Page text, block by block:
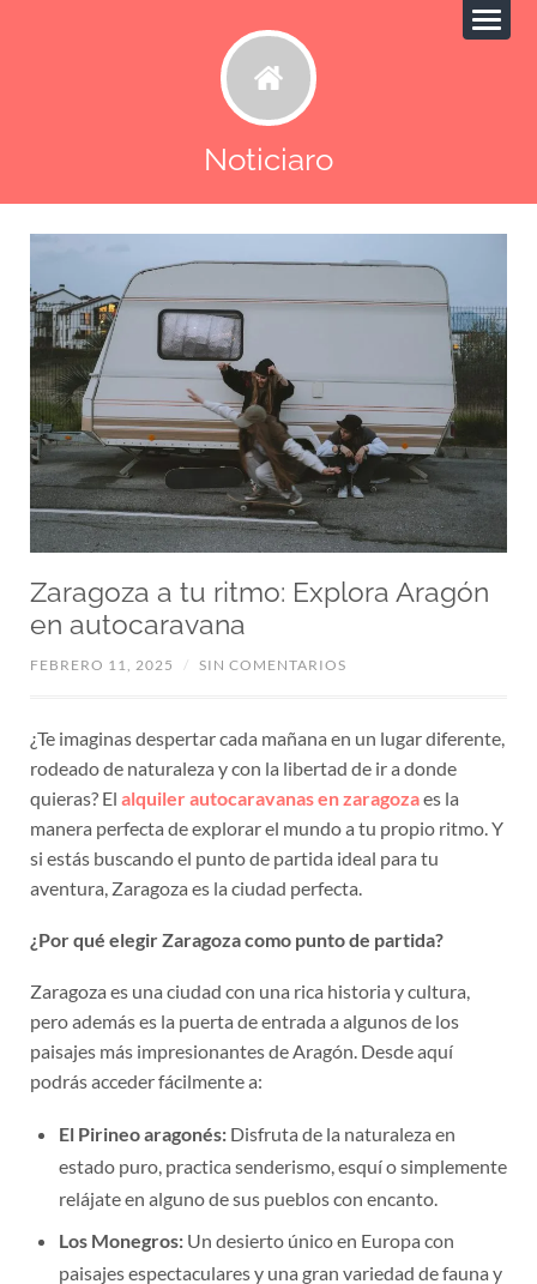
Noticiaro
Zaragoza a tu ritmo: Explora Aragón
en autocaravana
FEBRERO 11, 2025 / SIN COMENTARIOS
¿Te imaginas despertar cada mañana en un lugar diferente,
rodeado de naturaleza y con la libertad de ir a donde
quieras? El alquiler autocaravanas en zaragozaes la
manera perfecta de explorar el mundo a tu propio ritmo. Y
si estás buscando el punto de partida ideal para tu
aventura, Zaragoza es la ciudad perfecta.
¿Por qué elegir Zaragoza como punto de partida?
Zaragoza es una ciudad con una rica historia y cultura,
pero además es la puerta de entrada a algunos de los
paisajes más impresionantes de Aragón. Desde aquí
podrás acceder fácilmente a:
El Pirineo aragonés:Disfruta de la naturaleza en
estado puro, practica senderismo, esquí o simplemente
relájate en alguno de sus pueblos con encanto.
Los Monegros:Un desierto único en Europa con
paisajes espectaculares y una gran variedad de fauna y